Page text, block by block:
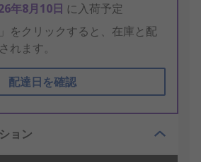
年8月10日 に入荷予定
をクリックすると、在庫と配
れます。
配達日を確認
ョン